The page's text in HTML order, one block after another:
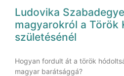
Ludovika
magyarokról a Török
születésénél
Hogyan fordult át a török
magyar barátsággá?